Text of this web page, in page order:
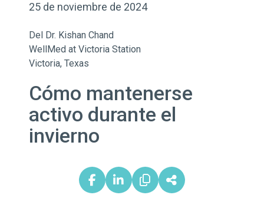
25 de noviembre de 2024
Del Dr. Kishan Chand
WellMed at Victoria Station
Victoria, Texas
Cómo mantenerse
activo durante el
invierno